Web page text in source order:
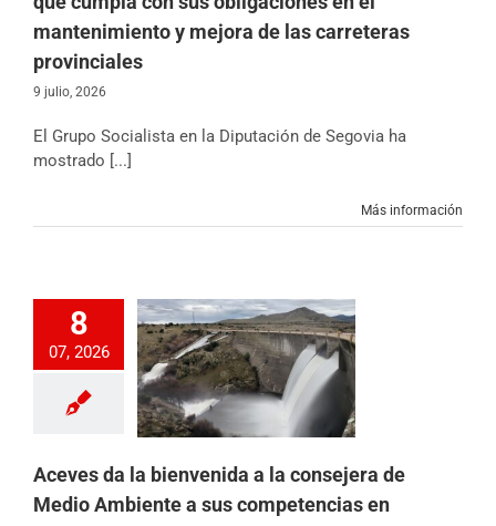
mantenimiento y mejora de las carreteras
provinciales
9 julio, 2026
El Grupo Socialista en la Diputación de Segovia ha
mostrado [...]
Más información
8
07, 2026
de Medio
a sus
en materia
y exige un plan
de
para los
Partido Sin
categoría
Aceves da la bienvenida a la consejera de
Medio Ambiente a sus competencias en